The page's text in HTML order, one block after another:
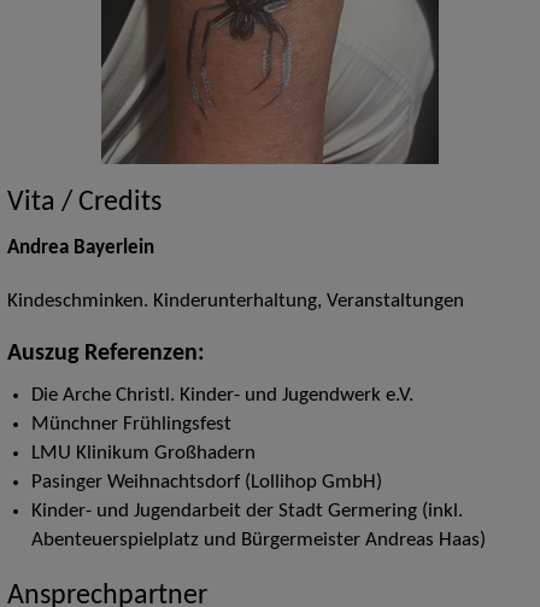
Vita / Credits
Andrea Bayerlein
Kindeschminken. Kinderunterhaltung, Veranstaltungen
Auszug Referenzen:
Die Arche Christl. Kinder- und Jugendwerk e.V.
Münchner Frühlingsfest
LMU Klinikum Großhadern
Pasinger Weihnachtsdorf (Lollihop GmbH)
Kinder- und Jugendarbeit der Stadt Germering (inkl.
Abenteuerspielplatz und Bürgermeister Andreas Haas)
Ansprechpartner